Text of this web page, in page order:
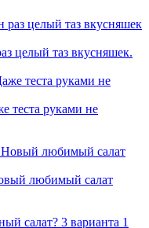
целый таз вкусняшек.
теста руками не
любимый салат